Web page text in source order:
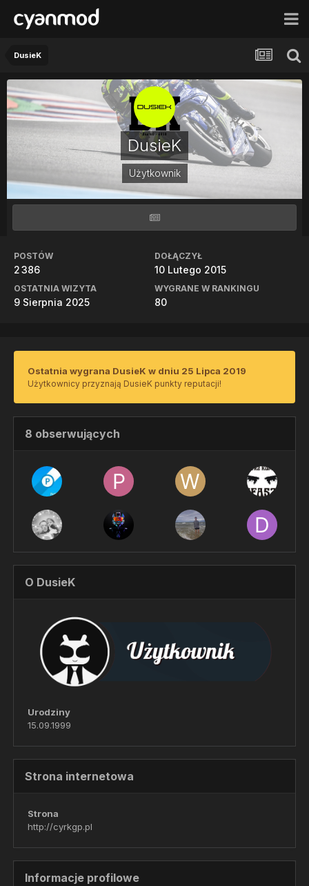
DusieK
DusieK
Użytkownik
POSTÓW
2 386
DOŁĄCZYŁ
10 Lutego 2015
OSTATNIA WIZYTA
9 Sierpnia 2025
WYGRANE W RANKINGU
80
Ostatnia wygrana DusieK w dniu 25 Lipca 2019
Użytkownicy przyznają DusieK punkty reputacji!
8 obserwujących
O DusieK
Urodziny
15.09.1999
Strona internetowa
Strona
http://cyrkgp.pl
Informacje profilowe